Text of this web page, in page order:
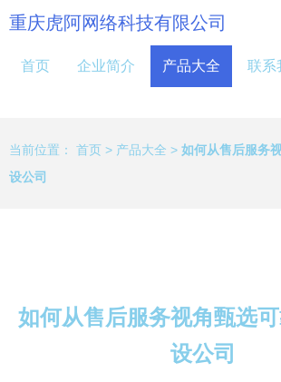
重庆虎阿网络科技有限公司
首页 企业简介 产品大全 联系
当前位置： 首页 > 产品大全 > 如何从售后服务
设公司
如何从售后服务视角甄选
设公司